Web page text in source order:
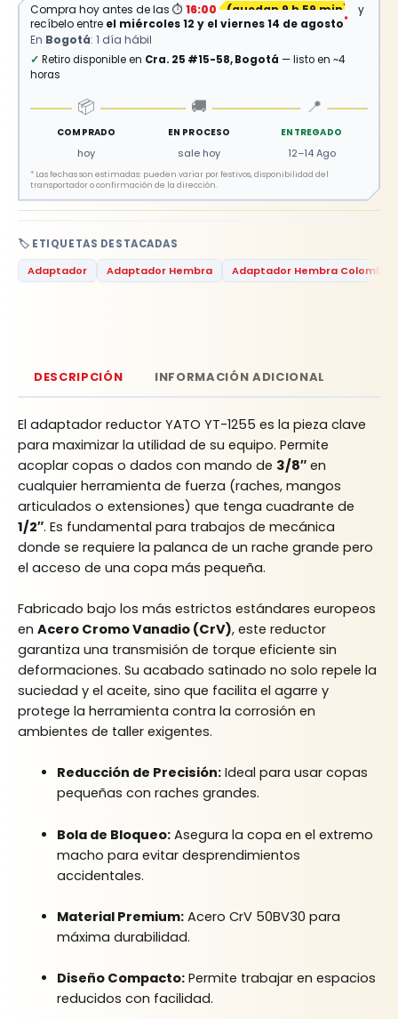
🏷️ ETIQUETAS DESTACADAS
Adaptador
Adaptador Hembra Adaptador Hembra Colombia
Compra hoy antes de las ⏱ 16:00 (quedan 9 h 59 min)
y
recíbelo entre el miércoles 12 y el viernes 14 de agosto*
En Bogotá: 1 día hábil
✓ Retiro disponible en Cra. 25 #15-58, Bogotá — listo en ~4
horas
📦
COMPRADO
hoy
🚚
EN PROCESO
sale hoy
📍
ENTREGADO
12–14 Ago
* Las fechas son estimadas: pueden variar por festivos, disponibilidad del
transportador o confirmación de la dirección.
DESCRIPCIÓN INFORMACIÓN ADICIONAL
El adaptador reductor YATO YT-1255 es la pieza clave
para maximizar la utilidad de su equipo. Permite
acoplar copas o dados con mando de 3/8″ en
cualquier herramienta de fuerza (raches, mangos
articulados o extensiones) que tenga cuadrante de
1/2″. Es fundamental para trabajos de mecánica
donde se requiere la palanca de un rache grande pero
el acceso de una copa más pequeña.
Fabricado bajo los más estrictos estándares europeos
en Acero Cromo Vanadio (CrV), este reductor
garantiza una transmisión de torque eficiente sin
deformaciones. Su acabado satinado no solo repele la
suciedad y el aceite, sino que facilita el agarre y
protege la herramienta contra la corrosión en
ambientes de taller exigentes.
Reducción de Precisión:Ideal para usar copas
pequeñas con raches grandes.
Bola de Bloqueo:Asegura la copa en el extremo
macho para evitar desprendimientos
accidentales.
Material Premium:Acero CrV 50BV30 para
máxima durabilidad.
Diseño Compacto:Permite trabajar en espacios
reducidos con facilidad.